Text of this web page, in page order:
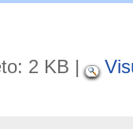
2 KB |